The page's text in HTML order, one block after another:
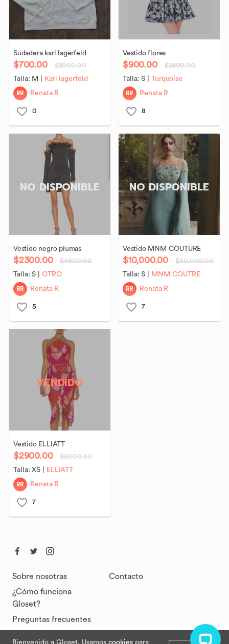
Bienvenido a Gloset. Usamos cookies para
Sudadera karl lagerfeld
$700.00
$2000.00
Talla: M Karl lagerfeld
RR Renata R
0
Vestido flores
$900.00
$2490.00
Talla:S Turquoise
RR Renata R
8
NO DISPONIBLE
Vestido negro plumas
$2300.00
$4800.00
Talla:S OTRO
RR Renata R
5
NO DISPONIBLE
Vestido MNM COUTURE
$10,000.00
$30,000.00
Talla:S MNM COUTRE
RR Renata R
7
VENDIDO
Vestido ELLIATT
$2900.00
$6000.00
Talla:XS ELLIATT
RR Renata R
7
Sobre nosotras
¿Cómo funciona
Gloset?
Preguntas frecuentes
Contacto